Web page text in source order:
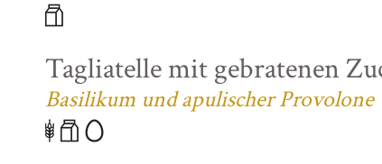
Tagliatelle mit gebratenen
Basilikum und apulischer Provolone